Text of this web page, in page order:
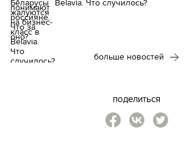
Belavia. Что случилось?
больше новостей
поделиться